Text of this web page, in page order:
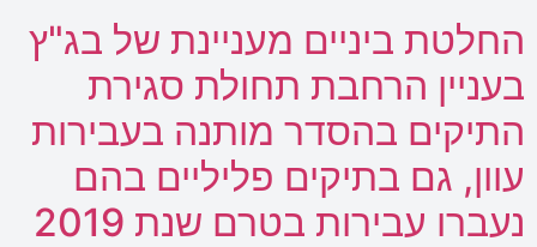
החלטת ביניים מעניינת של בג"ץ
בעניין הרחבת תחולת סגירת
התיקים בהסדר מותנה בעבירות
עוון, גם בתיקים פליליים בהם
נעברו עבירות בטרם שנת 2019